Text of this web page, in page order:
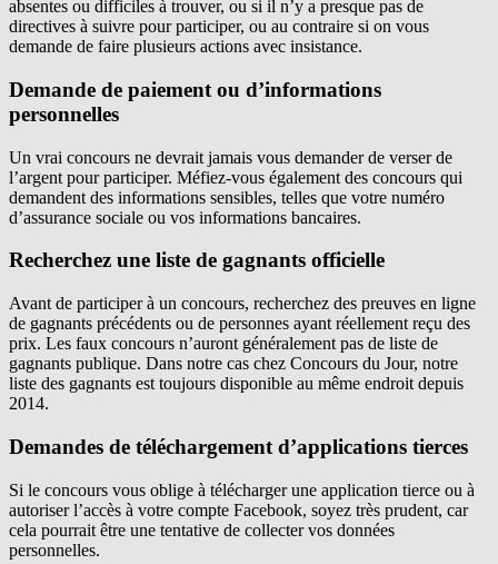
absentes ou difficiles à trouver, ou si il n’y a presque pas de
directives à suivre pour participer, ou au contraire si on vous
demande de faire plusieurs actions avec insistance.
Demande de paiement ou d’informations
personnelles
Un vrai concours ne devrait jamais vous demander de verser de
l’argent pour participer. Méfiez-vous également des concours qui
demandent des informations sensibles, telles que votre numéro
d’assurance sociale ou vos informations bancaires.
Recherchez une liste de gagnants officielle
Avant de participer à un concours, recherchez des preuves en ligne
de gagnants précédents ou de personnes ayant réellement reçu des
prix. Les faux concours n’auront généralement pas de liste de
gagnants publique. Dans notre cas chez Concours du Jour, notre
liste des gagnants est toujours disponible au même endroit depuis
2014.
Demandes de téléchargement d’applications tierces
Si le concours vous oblige à télécharger une application tierce ou à
autoriser l’accès à votre compte Facebook, soyez très prudent, car
cela pourrait être une tentative de collecter vos données
personnelles.